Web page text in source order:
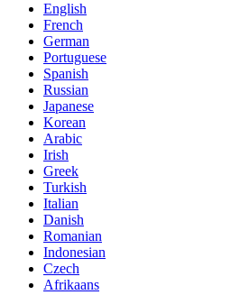
English
French
German
Portuguese
Spanish
Russian
Japanese
Korean
Arabic
Irish
Greek
Turkish
Italian
Danish
Romanian
Indonesian
Czech
Afrikaans